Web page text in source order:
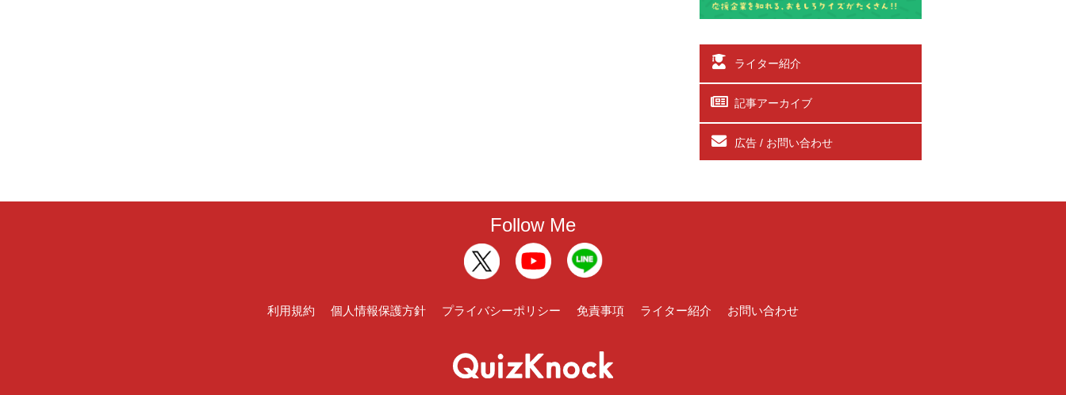
ライター紹介
記事アーカイブ
広告 / お問い合わせ
Follow Me
利用規約 個人情報保護方針 プライバシーポリシー 免責事項 ライター紹介 お問い合わせ